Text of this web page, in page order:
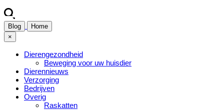
Blog
Home
×
Dierengezondheid
Beweging voor uw huisdier
Dierennieuws
Verzorging
Bedrijven
Overig
Raskatten